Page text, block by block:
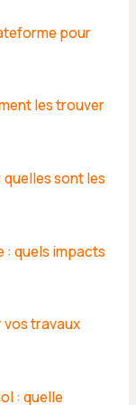
pour
les trouver
sont les
: quels impacts
travaux
: quelle